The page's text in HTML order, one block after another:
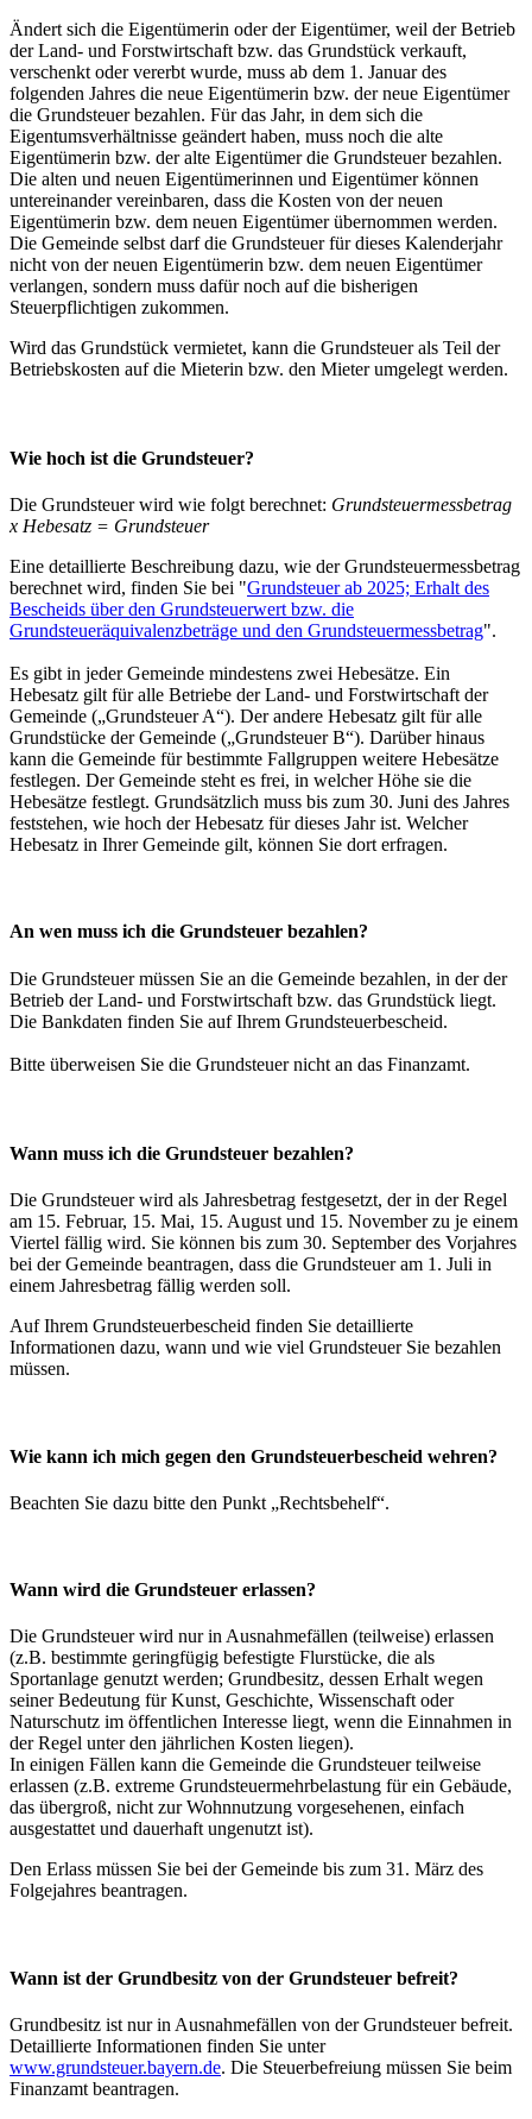
Ändert sich die Eigentümerin oder der Eigentümer, weil der Betrieb
der Land- und Forstwirtschaft bzw. das Grundstück verkauft,
verschenkt oder vererbt wurde, muss ab dem 1. Januar des
folgenden Jahres die neue Eigentümerin bzw. der neue Eigentümer
die Grundsteuer bezahlen. Für das Jahr, in dem sich die
Eigentumsverhältnisse geändert haben, muss noch die alte
Eigentümerin bzw. der alte Eigentümer die Grundsteuer bezahlen.
Die alten und neuen Eigentümerinnen und Eigentümer können
untereinander vereinbaren, dass die Kosten von der neuen
Eigentümerin bzw. dem neuen Eigentümer übernommen werden.
Die Gemeinde selbst darf die Grundsteuer für dieses Kalenderjahr
nicht von der neuen Eigentümerin bzw. dem neuen Eigentümer
verlangen, sondern muss dafür noch auf die bisherigen
Steuerpflichtigen zukommen.
Wird das Grundstück vermietet, kann die Grundsteuer als Teil der
Betriebskosten auf die Mieterin bzw. den Mieter umgelegt werden.
Wie hoch ist die Grundsteuer?
Die Grundsteuer wird wie folgt berechnet: Grundsteuermessbetrag
x Hebesatz = Grundsteuer
Eine detaillierte Beschreibung dazu, wie der Grundsteuermessbetrag
berechnet wird, finden Sie bei "Grundsteuer ab 2025; Erhalt des
Bescheids über den Grundsteuerwert bzw. die
Grundsteueräquivalenzbeträge und den Grundsteuermessbetrag".
Es gibt in jeder Gemeinde mindestens zwei Hebesätze. Ein
Hebesatz gilt für alle Betriebe der Land- und Forstwirtschaft der
Gemeinde („Grundsteuer A“). Der andere Hebesatz gilt für alle
Grundstücke der Gemeinde („Grundsteuer B“). Darüber hinaus
kann die Gemeinde für bestimmte Fallgruppen weitere Hebesätze
festlegen. Der Gemeinde steht es frei, in welcher Höhe sie die
Hebesätze festlegt. Grundsätzlich muss bis zum 30. Juni des Jahres
feststehen, wie hoch der Hebesatz für dieses Jahr ist. Welcher
Hebesatz in Ihrer Gemeinde gilt, können Sie dort erfragen.
An wen muss ich die Grundsteuer bezahlen?
Die Grundsteuer müssen Sie an die Gemeinde bezahlen, in der der
Betrieb der Land- und Forstwirtschaft bzw. das Grundstück liegt.
Die Bankdaten finden Sie auf Ihrem Grundsteuerbescheid.
Bitte überweisen Sie die Grundsteuer nicht an das Finanzamt.
Wann muss ich die Grundsteuer bezahlen?
Die Grundsteuer wird als Jahresbetrag festgesetzt, der in der Regel
am 15. Februar, 15. Mai, 15. August und 15. November zu je einem
Viertel fällig wird. Sie können bis zum 30. September des Vorjahres
bei der Gemeinde beantragen, dass die Grundsteuer am 1. Juli in
einem Jahresbetrag fällig werden soll.
Auf Ihrem Grundsteuerbescheid finden Sie detaillierte
Informationen dazu, wann und wie viel Grundsteuer Sie bezahlen
müssen.
Wie kann ich mich gegen den Grundsteuerbescheid wehren?
Beachten Sie dazu bitte den Punkt „Rechtsbehelf“.
Wann wird die Grundsteuer erlassen?
Die Grundsteuer wird nur in Ausnahmefällen (teilweise) erlassen
(z.B. bestimmte geringfügig befestigte Flurstücke, die als
Sportanlage genutzt werden; Grundbesitz, dessen Erhalt wegen
seiner Bedeutung für Kunst, Geschichte, Wissenschaft oder
Naturschutz im öffentlichen Interesse liegt, wenn die Einnahmen in
der Regel unter den jährlichen Kosten liegen).
In einigen Fällen kann die Gemeinde die Grundsteuer teilweise
erlassen (z.B. extreme Grundsteuermehrbelastung für ein Gebäude,
das übergroß, nicht zur Wohnnutzung vorgesehenen, einfach
ausgestattet und dauerhaft ungenutzt ist).
Den Erlass müssen Sie bei der Gemeinde bis zum 31. März des
Folgejahres beantragen.
Wann ist der Grundbesitz von der Grundsteuer befreit?
Grundbesitz ist nur in Ausnahmefällen von der Grundsteuer befreit.
Detaillierte Informationen finden Sie unter
www.grundsteuer.bayern.de. Die Steuerbefreiung müssen Sie beim
Finanzamt beantragen.